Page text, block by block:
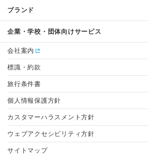
ブランド
企業・学校・団体向けサービス
会社案内
標識・約款
旅行条件書
個人情報保護方針
カスタマーハラスメント方針
ウェブアクセシビリティ方針
サイトマップ